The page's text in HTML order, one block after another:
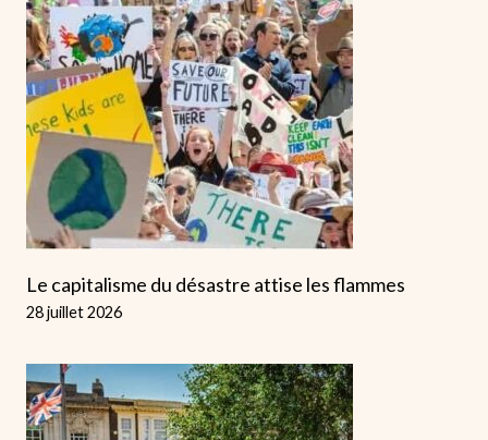
Le capitalisme du désastre attise les flammes
28 juillet 2026